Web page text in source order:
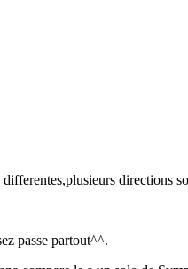
directions
passe partout^^.